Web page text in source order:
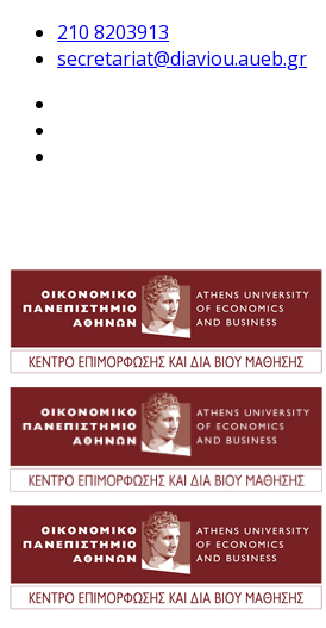
210 8203913
secretariat@diaviou.aueb.gr